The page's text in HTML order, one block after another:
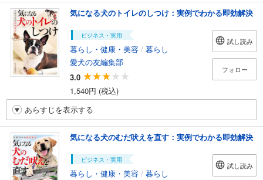
気になる犬のトイレのしつけ：実例でわかる即効解決
ビジネス・実用
暮らし・健康・美容 / 暮らし
愛犬の友編集部
3.0
1,540円 (税込)
試し読み
フォロー
あらすじを表示する
気になる犬のむだ吠えを直す：実例でわかる即効解決
ビジネス・実用
暮らし・健康・美容 / 暮らし
試し読み